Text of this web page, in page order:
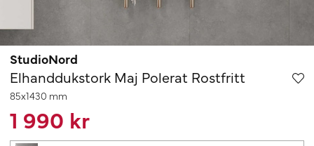
StudioNord
Elhanddukstork Maj Polerat Rostfritt
85x1430 mm
1 990 kr